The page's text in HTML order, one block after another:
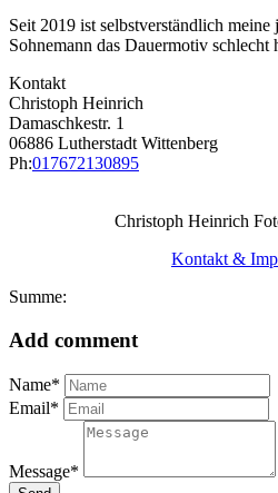
Seit 2019 ist selbstverständlich
Sohnemann das Dauermotiv schlecht
Kontakt
Christoph Heinrich
Damaschkestr. 1
06886 Lutherstadt Wittenberg
Ph:017672130895
Christoph Heinrich
Kontakt &
Summe:
Add comment
Name*
Email*
Message*